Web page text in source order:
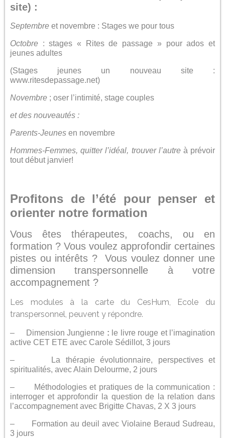
site) :
Septembre et novembre : Stages we pour tous
Octobre : stages « Rites de passage » pour ados et
jeunes adultes
(Stages jeunes un nouveau site :
www.ritesdepassage.net)
Novembre ; oser l’intimité, stage couples
et des nouveautés :
Parents-Jeunes en novembre
Hommes-Femmes, quitter l’idéal, trouver l’autreà prévoir
tout début janvier!
Profitons de l’été pour penser et
orienter notre formation
Vous êtes thérapeutes, coachs, ou en
formation ? Vous voulez approfondir certaines
pistes ou intérêts ? Vous voulez donner une
dimension transpersonnelle à votre
accompagnement ?
Les modules à la carte du CesHum, Ecole du
transpersonnel, peuvent y répondre.
– Dimension Jungienne : le livre rouge et l’imagination
active CET ETE avec Carole Sédillot, 3 jours
– La thérapie évolutionnaire, perspectives et
spiritualités, avec Alain Delourme, 2 jours
– Méthodologies et pratiques de la communication :
interroger et approfondir la question de la relation dans
l’accompagnement avec Brigitte Chavas, 2 X 3 jours
– Formation au deuil avec Violaine Beraud Sudreau,
3 jours